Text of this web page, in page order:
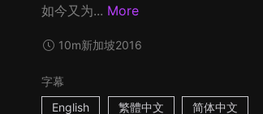
如今又为... More
10m新加坡2016
字幕
English
繁體中文 简体中文